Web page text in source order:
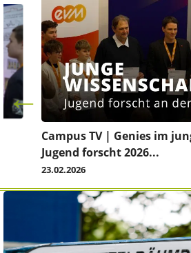
Campus TV | Genies im
Jugend forscht 2026...
23.02.2026